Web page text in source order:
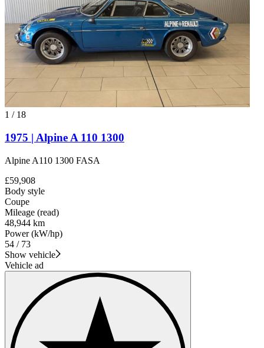
1 / 18
1975 | Alpine A 110 1300
Alpine A110 1300 FASA
£59,908
Body style
Coupe
Mileage (read)
48,944 km
Power (kW/hp)
54 / 73
Show vehicle
Vehicle ad